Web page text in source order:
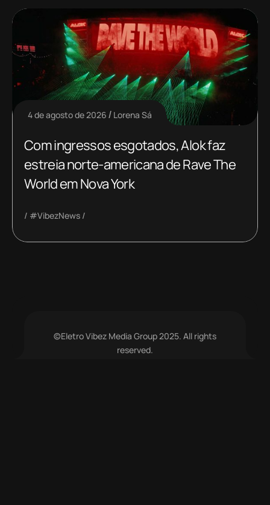
4 de agosto de 2026 Lorena Sá
Com ingressos esgotados, Alok faz
estreia norte-americana de Rave The
World em Nova York
#VibezNews
©Eletro Vibez Media Group 2025. All rights
reserved.